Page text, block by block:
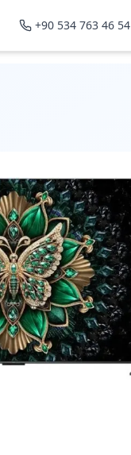
+90 534 763 46 54